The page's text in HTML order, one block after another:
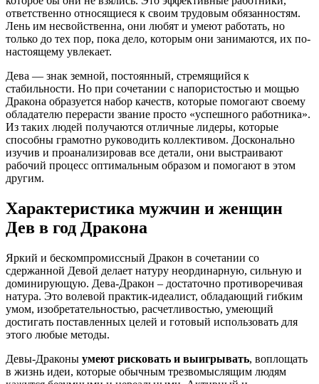
ответственно относящиеся к своим трудовым обязанностям.
Лень им несвойственна, они любят и умеют работать, но
только до тех пор, пока дело, которым они занимаются, их по-
настоящему увлекает.
Дева — знак земной, постоянный, стремящийся к
стабильности. Но при сочетании с напористостью и мощью
Дракона образуется набор качеств, которые помогают своему
обладателю перерасти звание просто «успешного работника».
Из таких людей получаются отличные лидеры, которые
способны грамотно руководить коллективом. Досконально
изучив и проанализировав все детали, они выстраивают
рабочий процесс оптимальным образом и помогают в этом
другим.
Характеристика мужчин и женщин
Дев в год Дракона
Яркий и бескомпромиссный Дракон в сочетании со
сдержанной Девой делает натуру неординарную, сильную и
доминирующую. Дева-Дракон – достаточно противоречивая
натура. Это волевой практик-идеалист, обладающий гибким
умом, изобретательностью, расчетливостью, умеющий
достигать поставленных целей и готовый использовать для
этого любые методы.
Девы-Драконы умеют рисковать и выигрывать, воплощать
в жизнь идеи, которые обычным трезвомыслящим людям